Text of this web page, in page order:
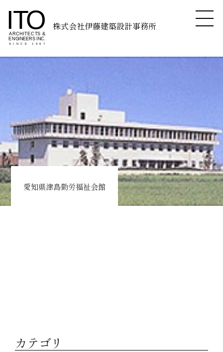
株式会社伊藤建築設計事務所
愛知県津島勤労福祉会館
カテゴリ